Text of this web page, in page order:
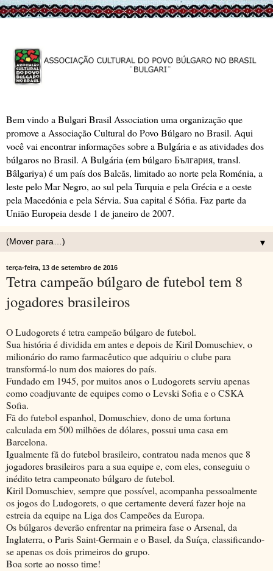
Bem vindo a Bulgari Brasil Association uma organização que
promove a Associação Cultural do Povo Búlgaro no Brasil. Aqui
você vai encontrar informações sobre a Bulgária e as atividades dos
búlgaros no Brasil. A Bulgária (em búlgaro България, transl.
Bâlgariya) é um país dos Balcãs, limitado ao norte pela Roménia, a
leste pelo Mar Negro, ao sul pela Turquia e pela Grécia e a oeste
pela Macedónia e pela Sérvia. Sua capital é Sófia. Faz parte da
União Europeia desde 1 de janeiro de 2007.
▼
terça-feira, 13 de setembro de 2016
Tetra campeão búlgaro de futebol tem 8
jogadores brasileiros
O Ludogorets é tetra campeão búlgaro de futebol.
Sua história é dividida em antes e depois de Kiril Domuschiev, o
milionário do ramo farmacêutico que adquiriu o clube para
transformá-lo num dos maiores do país.
Fundado em 1945, por muitos anos o Ludogorets serviu apenas
como coadjuvante de equipes como o Levski Sofia e o CSKA
Sofia.
Fã do futebol espanhol, Domuschiev, dono de uma fortuna
calculada em 500 milhões de dólares, possui uma casa em
Barcelona.
Igualmente fã do futebol brasileiro, contratou nada menos que 8
jogadores brasileiros para a sua equipe e, com eles, conseguiu o
inédito tetra campeonato búlgaro de futebol.
Kiril Domuschiev, sempre que possível, acompanha pessoalmente
os jogos do Ludogorets, o que certamente deverá fazer hoje na
estreia da equipe na Liga dos Campeões da Europa.
Os búlgaros deverão enfrentar na primeira fase o Arsenal, da
Inglaterra, o Paris Saint-Germain e o Basel, da Suíça, classificando-
se apenas os dois primeiros do grupo.
Boa sorte ao nosso time!